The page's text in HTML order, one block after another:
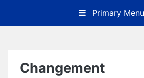
content
Primary Menu
Changement